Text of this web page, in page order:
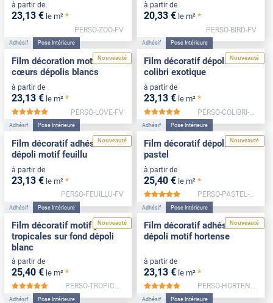
à partir de
23,13 € le m² *
PERSO-ZOO-FV
à partir de
20,33 € le m² *
PERSO-BIRD-FV
Nouveauté
Adhésif Pose Intérieure
Film décoration motif
cœurs dépolis blancs
à partir de
23,13 € le m² *
*****
PERSO-LOVE-FV
Nouveauté
Adhésif Pose Intérieure
Film décoratif dépoli motif
colibri exotique
à partir de
23,13 € le m² *
*****
Nouveauté
Adhésif Pose Intérieure
Film décoratif adhésif
dépoli motif feuillu
à partir de
23,13 € le m² *
PERSO-FEUILLU-FV
Nouveauté
Adhésif Pose Intérieure
Film décoratif dépoli motif
pastel
à partir de
25,40 € le m² *
*****
PERSO-PASTEL-FV
Nouveauté
Adhésif Pose Intérieure
Film décoratif motif plantes
tropicales sur fond dépoli
blanc
à partir de
25,40 € le m² *
*****
PERSO-TROPICALES-FV
Nouveauté
Adhésif Pose Intérieure
Film décoratif adhésif
dépoli motif hortense
à partir de
23,13 € le m² *
*****
PERSO-HORTENSE-FV
Adhésif Pose Intérieure Adhésif Pose Intérieure